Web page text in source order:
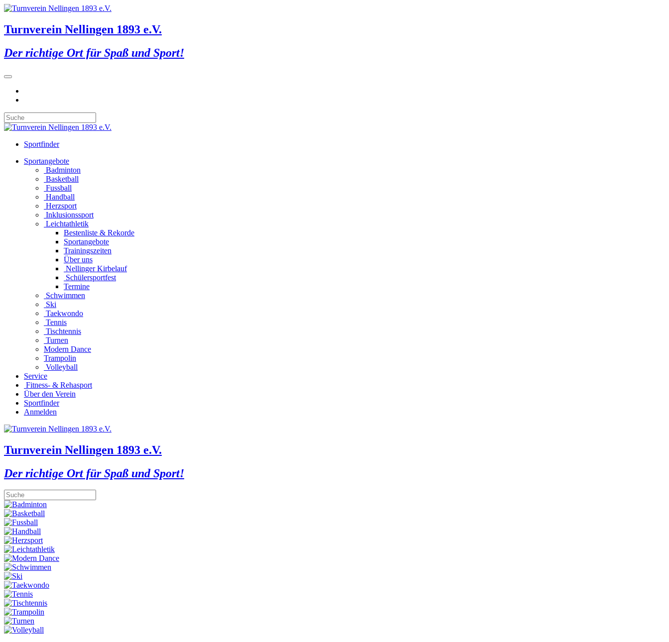
Turnverein Nellingen 1893 e.V.
Der richtige Ort für Spaß und Sport!
Sportfinder
Sportangebote
Badminton
Basketball
Fussball
Handball
Herzsport
Inklusionssport
Leichtathletik
Bestenliste & Rekorde
Sportangebote
Trainingszeiten
Über uns
Nellinger Kirbelauf
Schülersportfest
Termine
Schwimmen
Ski
Taekwondo
Tennis
Tischtennis
Turnen
Modern Dance
Trampolin
Volleyball
Service
Fitness- & Rehasport
Über den Verein
Sportfinder
Anmelden
Turnverein Nellingen 1893 e.V.
Der richtige Ort für Spaß und Sport!